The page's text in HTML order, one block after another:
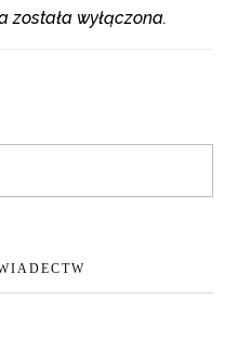
została wyłączona.